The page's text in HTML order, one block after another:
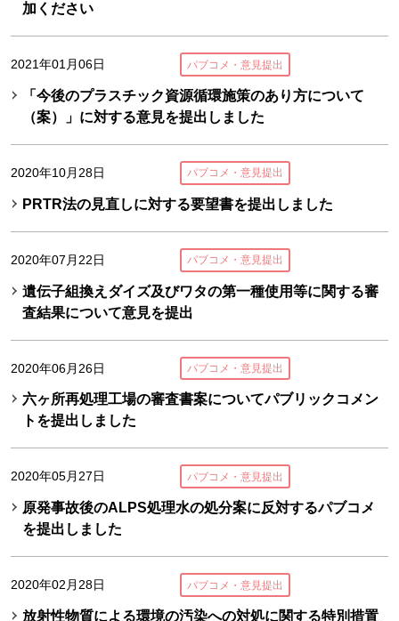
加ください
2021年01月06日 パブコメ・意見提出
「今後のプラスチック資源循環施策のあり方について
（案）」に対する意見を提出しました
2020年10月28日 パブコメ・意見提出
PRTR法の見直しに対する要望書を提出しました
2020年07月22日 パブコメ・意見提出
遺伝子組換えダイズ及びワタの第一種使用等に関する審
査結果について意見を提出
2020年06月26日 パブコメ・意見提出
六ヶ所再処理工場の審査書案についてパブリックコメン
トを提出しました
2020年05月27日 パブコメ・意見提出
原発事故後のALPS処理水の処分案に反対するパブコメ
を提出しました
2020年02月28日 パブコメ・意見提出
放射性物質による環境の汚染への対処に関する特別措置